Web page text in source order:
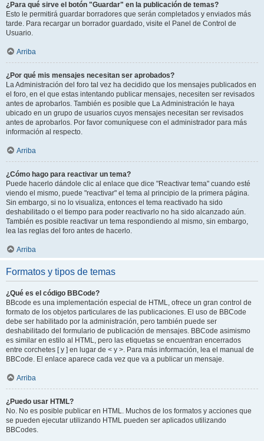
¿Para qué sirve el botón "Guardar" en la publicación de temas?
Esto le permitirá guardar borradores que serán completados y enviados más
tarde. Para recargar un borrador guardado, visite el Panel de Control de
Usuario.
Arriba
¿Por qué mis mensajes necesitan ser aprobados?
La Administración del foro tal vez ha decidido que los mensajes publicados en
el foro, en el que estas intentando publicar mensajes, necesiten ser revisados
antes de aprobarlos. También es posible que La Administración le haya
ubicado en un grupo de usuarios cuyos mensajes necesitan ser revisados
antes de aprobarlos. Por favor comuníquese con el administrador para más
información al respecto.
Arriba
¿Cómo hago para reactivar un tema?
Puede hacerlo dándole clic al enlace que dice "Reactivar tema" cuando esté
viendo el mismo, puede "reactivar" el tema al principio de la primera página.
Sin embargo, si no lo visualiza, entonces el tema reactivado ha sido
deshabilitado o el tiempo para poder reactivarlo no ha sido alcanzado aún.
También es posible reactivar un tema respondiendo al mismo, sin embargo,
lea las reglas del foro antes de hacerlo.
Arriba
Formatos y tipos de temas
¿Qué es el código BBCode?
BBcode es una implementación especial de HTML, ofrece un gran control de
formato de los objetos particulares de las publicaciones. El uso de BBCode
debe ser habilitado por la administración, pero también puede ser
deshabilitado del formulario de publicación de mensajes. BBCode asimismo
es similar en estilo al HTML, pero las etiquetas se encuentran encerrados
entre corchetes [ y ] en lugar de < y >. Para más información, lea el manual de
BBCode. El enlace aparece cada vez que va a publicar un mensaje.
Arriba
¿Puedo usar HTML?
No. No es posible publicar en HTML. Muchos de los formatos y acciones que
se pueden ejecutar utilizando HTML pueden ser aplicados utilizando
BBCodes.